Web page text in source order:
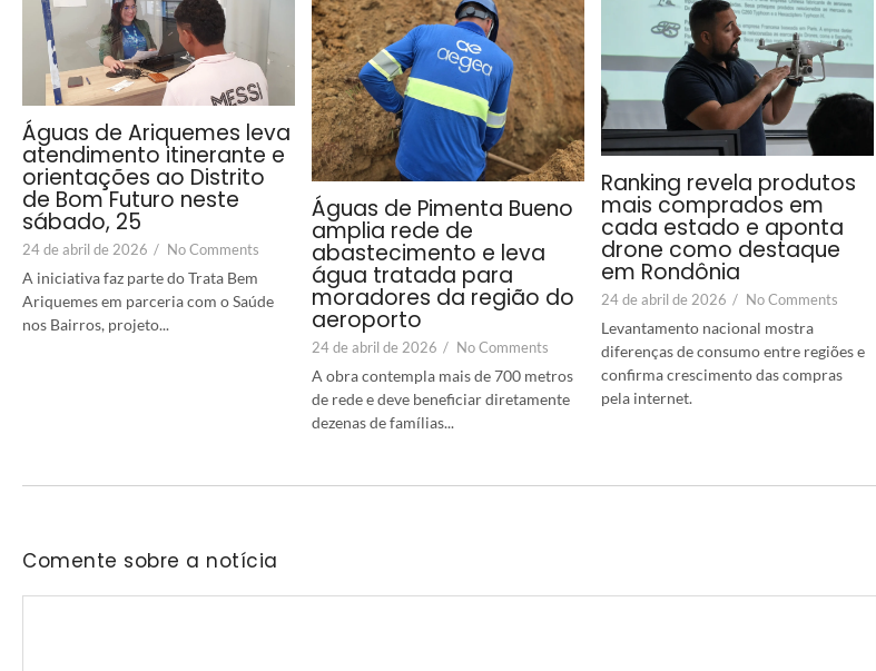
Águas de Ariquemes leva
atendimento itinerante e
orientações ao Distrito
de Bom Futuro neste
sábado, 25
24 de abril de 2026 / No Comments
A iniciativa faz parte do Trata Bem
Ariquemes em parceria com o Saúde
nos Bairros, projeto...
Águas de Pimenta Bueno
amplia rede de
abastecimento e leva
água tratada para
moradores da região do
aeroporto
24 de abril de 2026 / No Comments
A obra contempla mais de 700 metros
de rede e deve beneficiar diretamente
dezenas de famílias...
Ranking revela produtos
mais comprados em
cada estado e aponta
drone como destaque
em Rondônia
24 de abril de 2026 / No Comments
Levantamento nacional mostra
diferenças de consumo entre regiões e
confirma crescimento das compras
pela internet.
Comente sobre a notícia